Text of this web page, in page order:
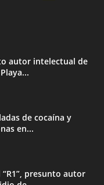
autor intelectual de
de cocaína y
en...
presunto autor